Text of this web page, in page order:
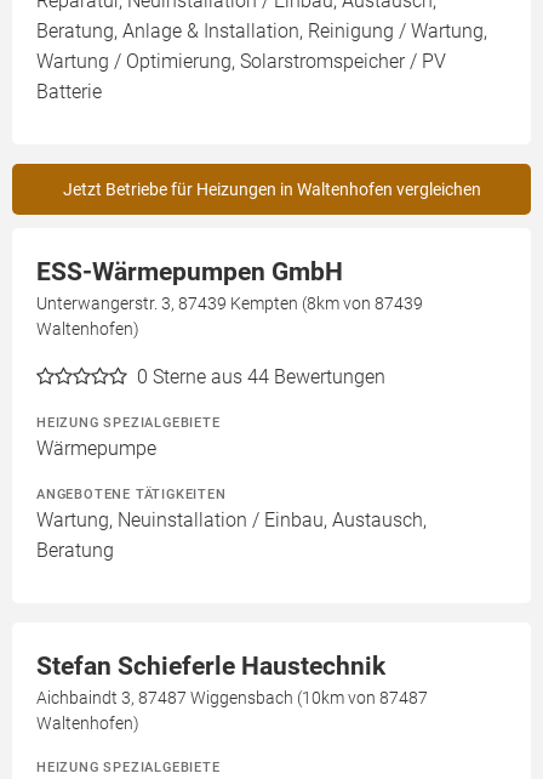
Beratung, Anlage & Installation, Reinigung / Wartung,
Wartung / Optimierung, Solarstromspeicher / PV
Batterie
Jetzt Betriebe für Heizungen in Waltenhofen vergleichen
ESS-Wärmepumpen GmbH
Unterwangerstr. 3, 87439 Kempten (8km von 87439
Waltenhofen)
0 Sterne aus 44 Bewertungen
HEIZUNG SPEZIALGEBIETE
Wärmepumpe
ANGEBOTENE TÄTIGKEITEN
Wartung, Neuinstallation / Einbau, Austausch,
Beratung
Stefan Schieferle Haustechnik
Aichbaindt 3, 87487 Wiggensbach (10km von 87487
Waltenhofen)
HEIZUNG SPEZIALGEBIETE